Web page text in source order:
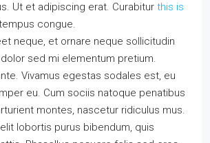
Ut et adipiscing erat. Curabitur this is
congue.
neque, et ornare neque sollicitudin
sed mi elementum pretium.
Vivamus egestas sodales est, eu
eu. Cum sociis natoque penatibus
montes, nascetur ridiculus mus.
lobortis purus bibendum, quis